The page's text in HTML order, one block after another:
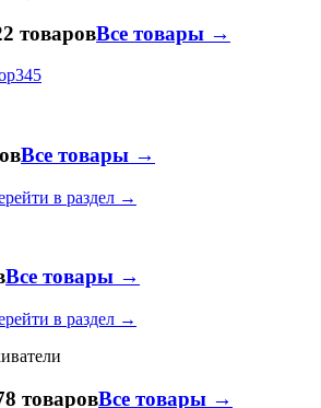
товаровВсе товары →
345
Все товары →
в раздел →
Все товары →
в раздел →
товаровВсе товары →